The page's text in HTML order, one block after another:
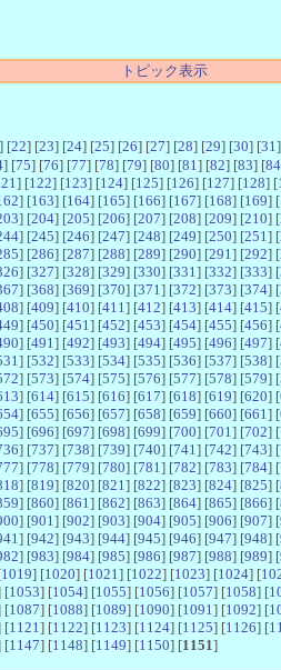
トピック表示
] [22] [23] [24] [25] [26] [27] [28] [29] [30] [31
] [75] [76] [77] [78] [79] [80] [81 ] [82] [83] [84
] [122] [123] [124] [125] [126] [127] [128] [
] [163] [164] [165] [166] [167] [168] [169] [
] [204] [205] [206] [207] [208] [209] [210] [
] [245] [246] [247] [248] [249] [250] [251 ] [
] [286] [287] [288] [289] [290] [291 ] [292] [
] [327] [328] [329] [330] [331 ] [332] [333] [
] [368] [369] [370] [371 ] [372] [373] [374] [
] [409] [410] [411 ] [412] [413] [414] [415] [
] [450] [451 ] [452] [453] [454] [455] [456] [
] [491 ] [492] [493] [494] [495] [496] [497] [
] [532] [533] [534] [535] [536] [537] [538] [
] [573] [574] [575] [576] [577] [578] [579] [
] [614] [615] [616] [617] [618] [619] [620] [
] [655] [656] [657] [658] [659] [660] [661 ] [
] [696] [697] [698] [699] [700] [701 ] [702] [
] [737] [738] [739] [740] [741 ] [742] [743] [
] [778] [779] [780] [781 ] [782] [783] [784] [
] [819] [820] [821 ] [822] [823] [824] [825] [
] [860] [861 ] [862] [863] [864] [865] [866] [
] [901 ] [902] [903] [904] [905] [906] [907] [
] [942] [943] [944] [945] [946] [947] [948] [
] [983] [984] [985] [986] [987] [988] [989] [
1019] [1020] [1021 ] [1022] [1023] [1024] [
[1053] [1054] [1055] [1056] [1057] [1058] [
[1087] [1088] [1089] [1090] [1091 ] [1092] [
[1121 ] [1122] [1123] [1124] [1125] [1126] [
[1147] [1148] [1149] [1150] [1151]